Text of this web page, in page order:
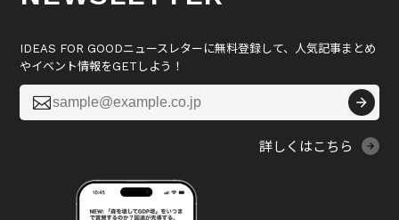
IDEAS FOR GOODニュースレターに無料登録して、人気記事まとめ
やイベント情報をGETしよう！

詳しくはこちら